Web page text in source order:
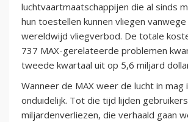
luchtvaartmaatschappijen die al sinds
hun toestellen kunnen vliegen vanwege
wereldwijd vliegverbod. De totale
737 MAX-gerelateerde problemen
tweede kwartaal uit op 5,6 miljard
Wanneer de MAX weer de lucht in mag
onduidelijk. Tot die tijd lijden gebruikers
miljardenverliezen, die verhaald gaan